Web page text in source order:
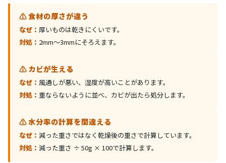
⚠️ 食材の厚さが違う
なぜ： 厚いものは乾きにくいです。
対処： 2mm〜3mmにそろえます。
⚠️ カビが生える
なぜ： 風通しが悪い、湿度が高いことがあります。
対処： 重ならないように並べ、カビが出たら処分します。
⚠️ 水分率の計算を間違える
なぜ： 減った重さではなく乾燥後の重さで計算しています。
対処： 減った重さ ÷ 50g × 100で計算します。